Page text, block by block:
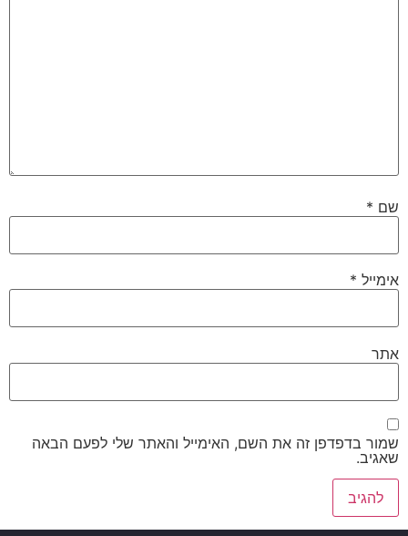
שם *
אימייל *
אתר
שמור בדפדפן זה את השם, האימייל והאתר שלי לפעם הבאה
שאגיב.